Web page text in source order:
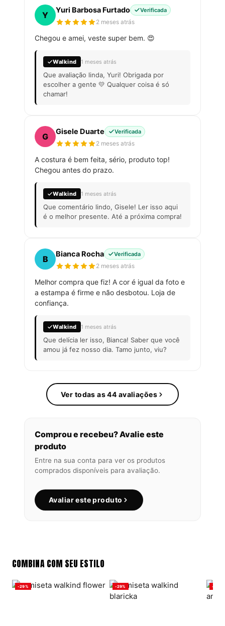
Y
Yuri Barbosa Furtado Verificada
2 meses atrás
Chegou e amei, veste super bem. 😍
Walkind 1 meses atrás
Que avaliação linda, Yuri! Obrigada por
escolher a gente 💛 Qualquer coisa é só
chamar!
G
Gisele Duarte Verificada
2 meses atrás
A costura é bem feita, sério, produto top!
Chegou antes do prazo.
Walkind 1 meses atrás
Que comentário lindo, Gisele! Ler isso aqui
é o melhor presente. Até a próxima compra!
B
Bianca Rocha Verificada
2 meses atrás
Melhor compra que fiz! A cor é igual da foto e
a estampa é firme e não desbotou. Loja de
confiança.
Walkind 1 meses atrás
Que delícia ler isso, Bianca! Saber que você
amou já fez nosso dia. Tamo junto, viu?
Ver todas as 44 avaliações
Comprou e recebeu? Avalie este
produto
Entre na sua conta para ver os produtos
comprados disponíveis para avaliação.
Avaliar este produto
COMBINA COM SEU ESTILO
-29% -29% -29%